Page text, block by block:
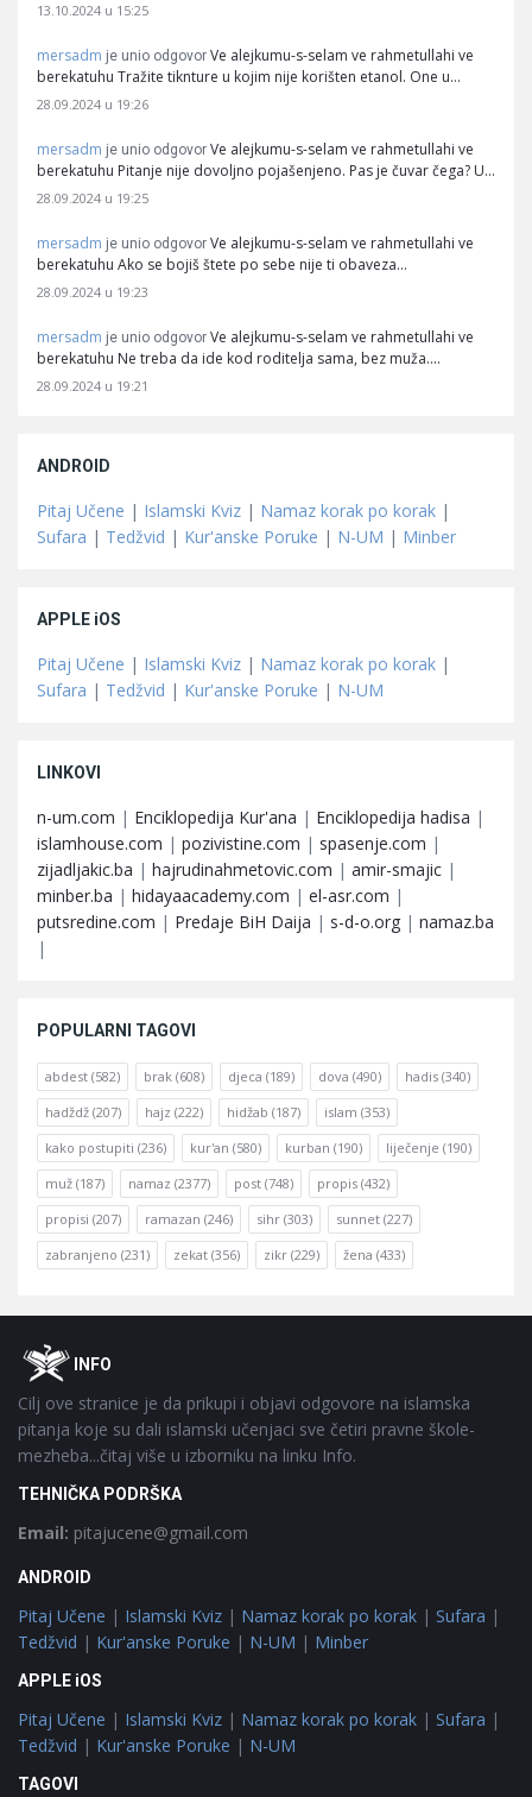
13.10.2024 u 15:25
mersadm je unio odgovor Ve alejkumu-s-selam ve rahmetullahi ve
berekatuhu Tražite tiknture u kojim nije korišten etanol. One u…
28.09.2024 u 19:26
mersadm je unio odgovor Ve alejkumu-s-selam ve rahmetullahi ve
berekatuhu Pitanje nije dovoljno pojašenjeno. Pas je čuvar čega? U…
28.09.2024 u 19:25
mersadm je unio odgovor Ve alejkumu-s-selam ve rahmetullahi ve
berekatuhu Ako se bojiš štete po sebe nije ti obaveza…
28.09.2024 u 19:23
mersadm je unio odgovor Ve alejkumu-s-selam ve rahmetullahi ve
berekatuhu Ne treba da ide kod roditelja sama, bez muža.…
28.09.2024 u 19:21
ANDROID
Pitaj Učene | Islamski Kviz | Namaz korak po korak |
Sufara | Tedžvid | Kur'anske Poruke | N-UM | Minber
APPLE iOS
Pitaj Učene | Islamski Kviz | Namaz korak po korak |
Sufara | Tedžvid | Kur'anske Poruke | N-UM
LINKOVI
n-um.com | Enciklopedija Kur'ana | Enciklopedija hadisa |
islamhouse.com | pozivistine.com | spasenje.com |
zijadljakic.ba | hajrudinahmetovic.com | amir-smajic |
minber.ba | hidayaacademy.com | el-asr.com |
putsredine.com | Predaje BiH Daija | s-d-o.org | namaz.ba
|
POPULARNI TAGOVI
abdest (582) brak (608) djeca (189) dova (490) hadis (340)
hadždž (207) hajz (222) hidžab (187) islam (353)
kako postupiti (236) kur'an (580) kurban (190) liječenje (190)
muž (187) namaz (2377) post (748) propis (432)
propisi (207) ramazan (246) sihr (303) sunnet (227)
zabranjeno (231) zekat (356) zikr (229) žena (433)
FooterOINFO
Cilj ove stranice je da prikupi i objavi odgovore na islamska
pitanja koje su dali islamski učenjaci sve četiri pravne škole-
mezheba...čitaj više u izborniku na linku Info.
TEHNIČKA PODRŠKA
Email: pitajucene@gmail.com
ANDROID
Pitaj Učene | Islamski Kviz | Namaz korak po korak | Sufara |
Tedžvid | Kur'anske Poruke | N-UM | Minber
APPLE iOS
Pitaj Učene | Islamski Kviz | Namaz korak po korak | Sufara |
Tedžvid | Kur'anske Poruke | N-UM
TAGOVI